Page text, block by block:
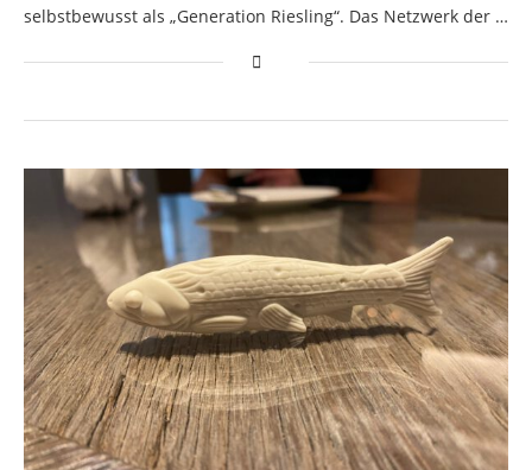
selbstbewusst als „Generation Riesling“. Das Netzwerk der …